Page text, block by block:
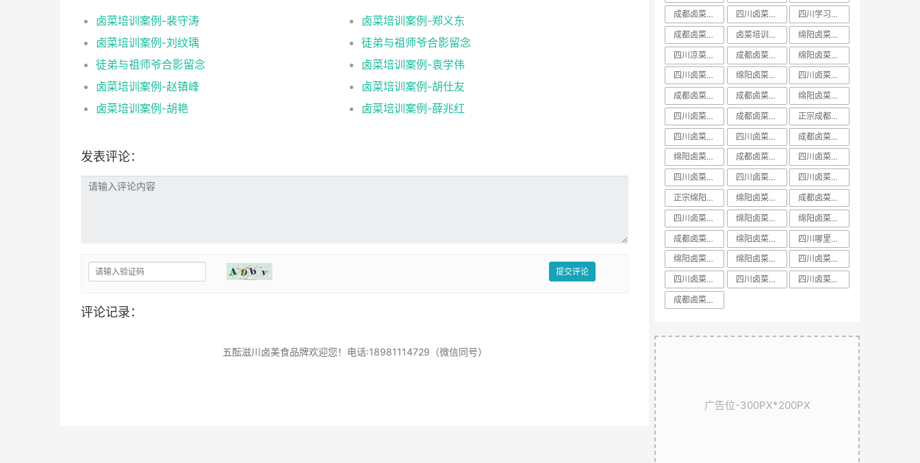
卤菜培训案例-裴守涛
卤菜培训案例-郑义东
卤菜培训案例-刘纹瑀
徒弟与祖师爷合影留念
徒弟与祖师爷合影留念
卤菜培训案例-袁学伟
卤菜培训案例-赵镇峰
卤菜培训案例-胡仕友
卤菜培训案例-胡艳
卤菜培训案例-薛兆红
发表评论：
提交评论
评论记录：
五酝滋川卤美食品牌欢迎您！电话:18981114729（微信同号）
成都卤菜培训哪家好
四川卤菜学习技术培训学费多少钱
四川学习卤菜技术中心培训机构哪家好
成都卤菜培训技术课程
卤菜培训排行榜
绵阳卤菜培训学费
四川凉菜卤菜学习技术培训基地哪家好
成都卤菜培训哪里好
绵阳卤菜培训课程
四川卤菜培训费用一般多少学费
绵阳卤菜培训前十
​四川卤菜培训排行榜
成都卤菜培训学费课程
成都卤菜培训基地课程
绵阳卤菜培训方法
四川卤菜培训实体店
成都卤菜培训实体店
正宗成都卤菜培训课程
四川卤菜培训学费
四川卤菜培训价格
成都卤菜培训排名课程
绵阳卤菜培训中心
成都卤菜培训前十课程
​四川卤菜培训中心
四川卤菜培训方法
四川卤菜基地技术培训学习哪家好
四川卤菜培训配方
正宗绵阳卤菜培训
绵阳卤菜培训学校
成都卤菜培训方法教学
四川卤菜培训排名
绵阳卤菜培训价格
​绵阳卤菜培训排名
成都卤菜培训课程教学
绵阳卤菜培训配方
四川哪里有正宗卤菜学习培训基地
绵阳卤菜培训基地
绵阳卤菜培训机构
​四川卤菜培训学校
​四川卤菜培训课程
​四川卤菜培训技术
​四川卤菜培训哪里好
​成都卤菜培训配方教学
广告位-300PX*200PX